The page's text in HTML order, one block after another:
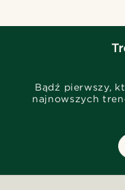
Bądź pierwszy,
najnowszych